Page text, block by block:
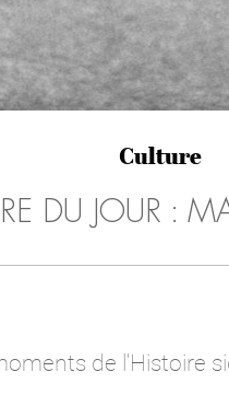
Culture
DU JOUR :
de l'Histoire